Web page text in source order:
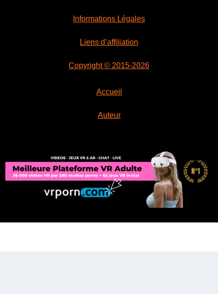
Informations Légales
Liens d’affiliation
Copyright © 2015-2026
Accueil
Auteur